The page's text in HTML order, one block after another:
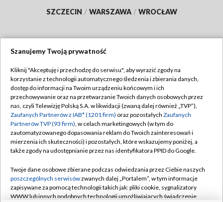
SZCZECIN / WARSZAWA / WROCŁAW
TVP
Abonament TVP
Emisja w TVP
Centrum informacji TVP
Naziemna Telewizja Cyfrowa
Rada Programowa
System NOS
Regulamin TVP
Polityka prywatności
Moje zgody
Pomoc
Kontakt
Szanujemy Twoją prywatność
Kliknij "Akceptuję i przechodzę do serwisu", aby wyrazić zgody na
korzystanie z technologii automatycznego śledzenia i zbierania danych,
dostęp do informacji na Twoim urządzeniu końcowym i ich
przechowywanie oraz na przetwarzanie Twoich danych osobowych przez
nas, czyli Telewizję Polską S.A. w likwidacji (zwaną dalej również „TVP”),
Zaufanych Partnerów z IAB* (1201 firm) oraz pozostałych Zaufanych
Partnerów TVP (93 firm), w celach marketingowych (w tym do
zautomatyzowanego dopasowania reklam do Twoich zainteresowań i
mierzenia ich skuteczności) i pozostałych, które wskazujemy poniżej, a
także zgody na udostępnianie przez nas identyfikatora PPID do Google.
Twoje dane osobowe zbierane podczas odwiedzania przez Ciebie naszych
poszczególnych serwisówzwanych dalej „Portalem”, w tym informacje
zapisywane za pomocą technologii takich jak: pliki cookie, sygnalizatory
WWW lub innych podobnych technologii umożliwiających świadczenie